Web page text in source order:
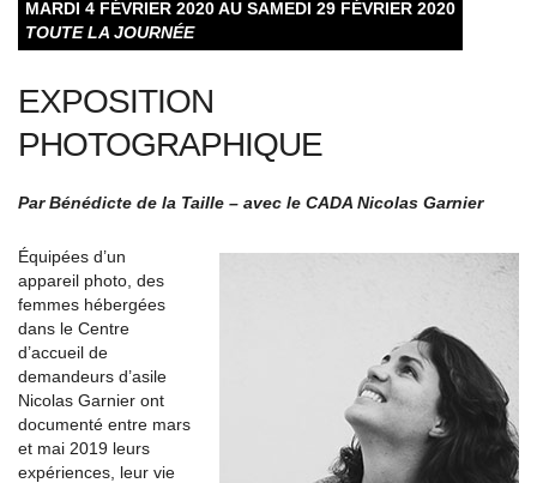
MARDI 4 FÉVRIER 2020 AU SAMEDI 29 FÉVRIER 2020
TOUTE LA JOURNÉE
EXPOSITION
PHOTOGRAPHIQUE
Par Bénédicte de la Taille – avec le CADA Nicolas Garnier
Équipées d’un
appareil photo, des
femmes hébergées
dans le Centre
d’accueil de
demandeurs d’asile
Nicolas Garnier ont
documenté entre mars
et mai 2019 leurs
expériences, leur vie